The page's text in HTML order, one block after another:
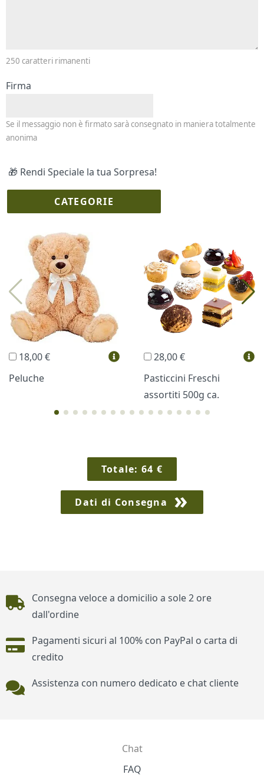
250 caratteri rimanenti
Firma
Se il messaggio non è firmato sarà consegnato in maniera totalmente
anonima
🎁 Rendi Speciale la tua Sorpresa!
CATEGORIE
I più scelti
Profumi Collane Lussoni®
Trudi® THUN®
Regali Personalizzati
18,00 €
Peluche
28,00 €
Pasticcini Freschi
assortiti 500g ca.
Totale:64 €
Dati di Consegna
Piè di pagina
Consegna veloce a domicilio a sole 2 ore
dall'ordine
Pagamenti sicuri al 100% con PayPal o carta di
credito
Assistenza con numero dedicato e chat cliente
Chat
FAQ